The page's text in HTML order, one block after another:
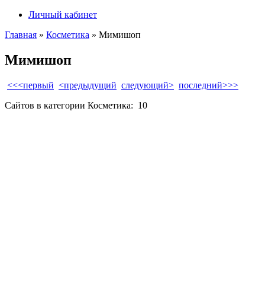
Личный кабинет
Главная » Косметика » Мимишоп
Мимишоп
<<<первый <предыдущий следующий> последний>>>
Сайтов в категории Косметика: 10